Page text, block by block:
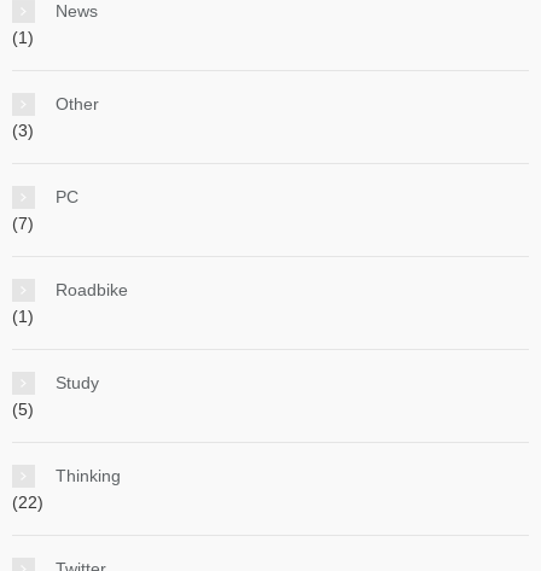
News
(1)
Other
(3)
PC
(7)
Roadbike
(1)
Study
(5)
Thinking
(22)